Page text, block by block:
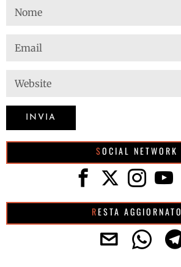
SOCIAL NETWORK
RESTA AGGIORNATO